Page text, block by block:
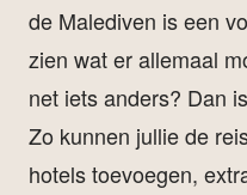
de Malediven is een
zien wat er allemaal
net iets anders? Dan
Zo kunnen jullie de
hotels toevoegen,